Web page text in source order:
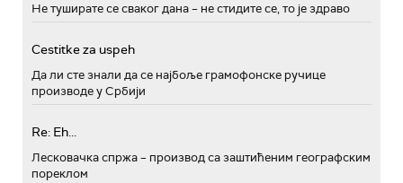
Не туширате се сваког дана – не стидите се, то је здраво
Cestitke za uspeh
Да ли сте знали да се најбоље грамофонске ручице
производе у Србији
Re: Eh...
Лесковачка спржа – производ са заштићеним географским
пореклом